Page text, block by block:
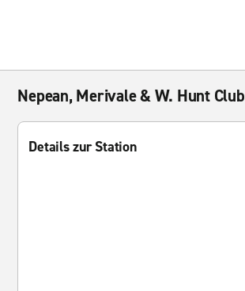
Nepean, Merivale & W. Hunt Club
Details zur Station